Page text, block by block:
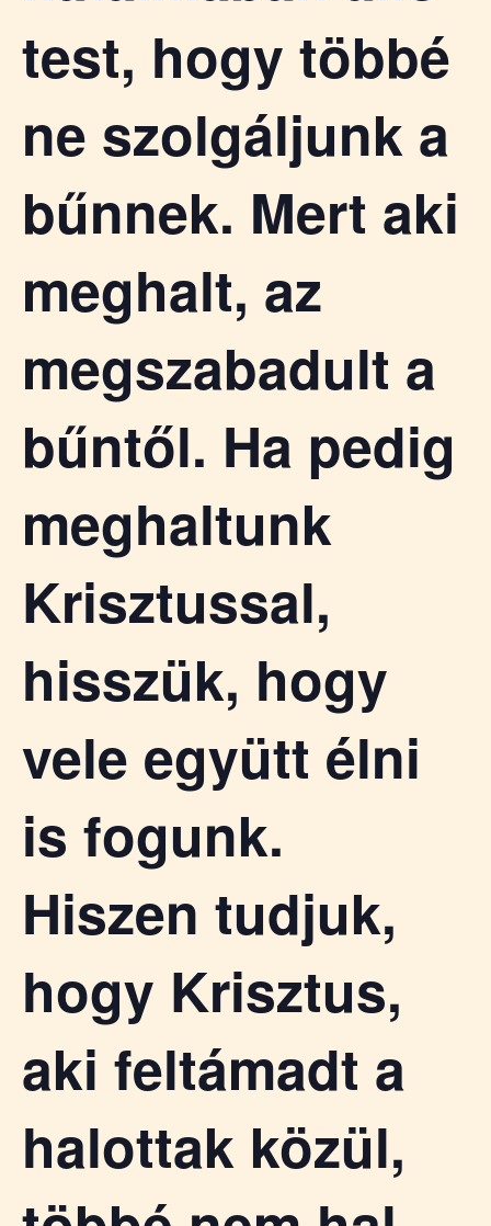
test, hogy többé
ne szolgáljunk a
bűnnek. Mert aki
meghalt, az
megszabadult a
bűntől. Ha pedig
meghaltunk
Krisztussal,
hisszük, hogy
vele együtt élni
is fogunk.
Hiszen tudjuk,
hogy Krisztus,
aki feltámadt a
halottak közül,